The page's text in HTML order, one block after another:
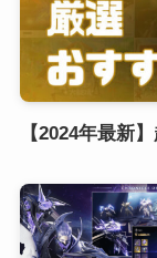
【2024年最新